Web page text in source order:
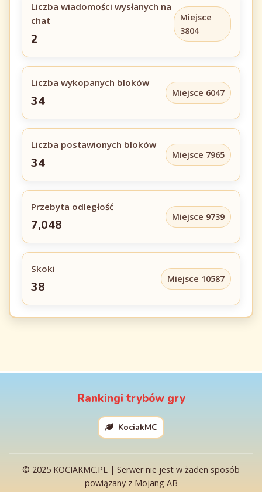
Liczba wiadomości wysłanych na
chat
2
Miejsce
3804
Liczba wykopanych bloków
34
Miejsce 6047
Liczba postawionych bloków
34
Miejsce 7965
Przebyta odległość
7,048
Miejsce 9739
Skoki
38
Miejsce 10587
Rankingi trybów gry
KociakMC
© 2025 KOCIAKMC.PL | Serwer nie jest w żaden sposób
powiązany z Mojang AB